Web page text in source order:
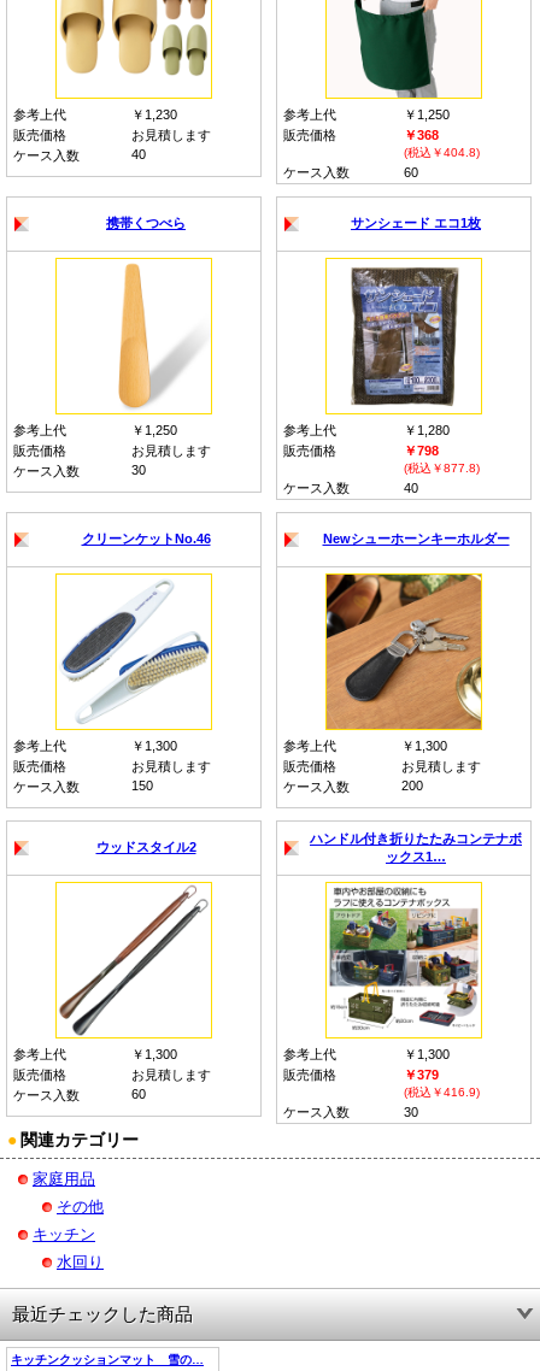
参考上代
￥1,230
販売価格
お見積します
ケース入数
40
参考上代
￥1,250
販売価格
￥368
(税込￥404.8)
ケース入数 60
携帯くつべら
参考上代
￥1,250
販売価格
お見積します
ケース入数
30
サンシェード エコ1枚
参考上代
￥1,280
販売価格
￥798
(税込￥877.8)
ケース入数 40
クリーンケットNo.46
参考上代
￥1,300
販売価格
お見積します
ケース入数
150
Newシューホーンキーホルダー
参考上代
￥1,300
販売価格
お見積します
ケース入数
200
ウッドスタイル2
参考上代
￥1,300
販売価格
お見積します
ケース入数
60
ハンドル付き折りたたみコンテナボ
ックス1…
参考上代
￥1,300
販売価格
￥379
(税込￥416.9)
ケース入数 30
● 関連カテゴリー
家庭用品
その他
キッチン
水回り
最近チェックした商品
キッチンクッションマット 雪の…